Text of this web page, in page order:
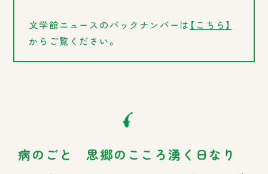
病のごと 思郷のこころ湧く日なり
文学館ニュースのバックナンバーは 【こちら】
からご覧ください。